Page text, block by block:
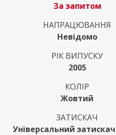
За запитом
НАПРАЦЮВАННЯ
Невідомо
РІК ВИПУСКУ
2005
КОЛІР
Жовтий
ЗАТИСКАЧ
Універсальний